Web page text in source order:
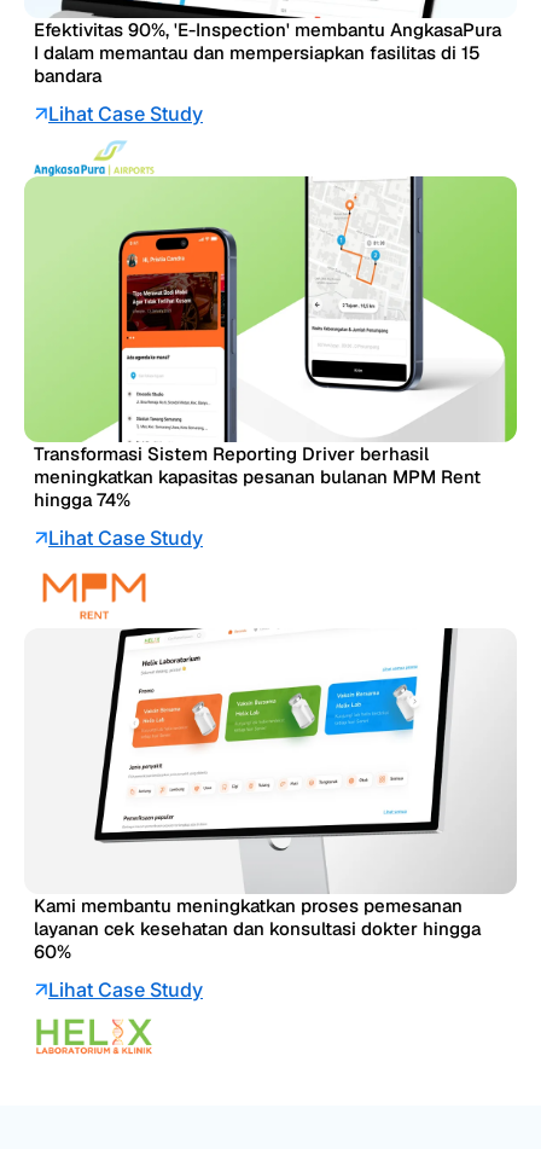
Efektivitas 90%, 'E-Inspection' membantu AngkasaPura
I dalam memantau dan mempersiapkan fasilitas di 15
bandara
Lihat Case Study
Transformasi Sistem Reporting Driver berhasil
meningkatkan kapasitas pesanan bulanan MPM Rent
hingga 74%
Lihat Case Study
Kami membantu meningkatkan proses pemesanan
layanan cek kesehatan dan konsultasi dokter hingga
60%
Lihat Case Study